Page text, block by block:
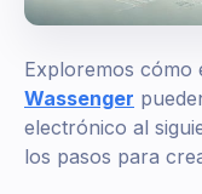
Exploremos cómo
Wassenger
electrónico al
los pasos para